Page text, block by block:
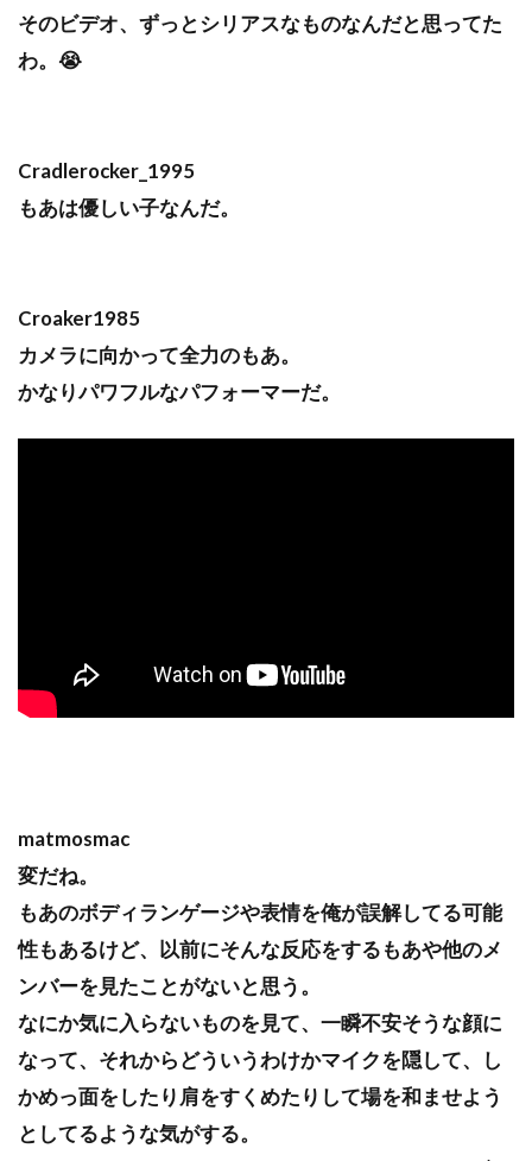
そのビデオ、ずっとシリアスなものなんだと思ってた
わ。😭
Cradlerocker_1995
もあは優しい子なんだ。
Croaker1985
カメラに向かって全力のもあ。
かなりパワフルなパフォーマーだ。
matmosmac
変だね。
もあのボディランゲージや表情を俺が誤解してる可能
性もあるけど、以前にそんな反応をするもあや他のメ
ンバーを見たことがないと思う。
なにか気に入らないものを見て、一瞬不安そうな顔に
なって、それからどういうわけかマイクを隠して、し
かめっ面をしたり肩をすくめたりして場を和ませよう
としてるような気がする。